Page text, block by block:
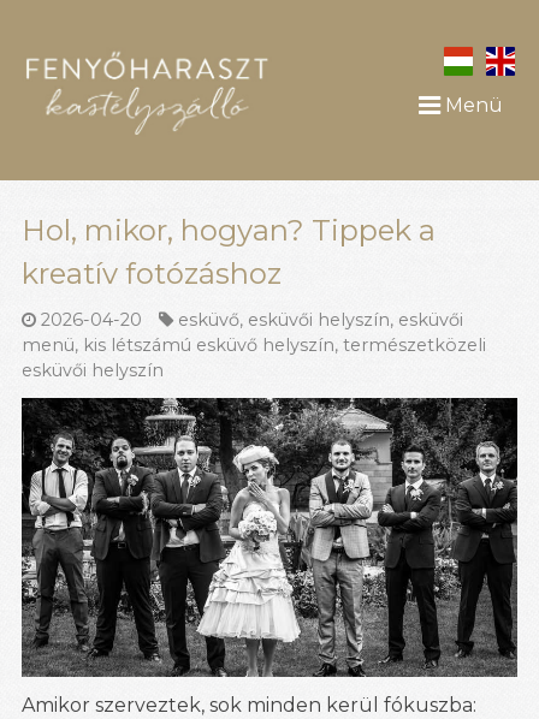
Menü
Hol, mikor, hogyan? Tippek a
kreatív fotózáshoz
2026-04-20 esküvő, esküvői helyszín, esküvői
menü, kis létszámú esküvő helyszín, természetközeli
esküvői helyszín
Amikor szerveztek, sok minden kerül fókuszba: